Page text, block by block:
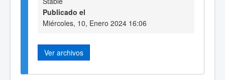
Publicado el
Miércoles, 10, Enero 2024 16:06
Ver archivos